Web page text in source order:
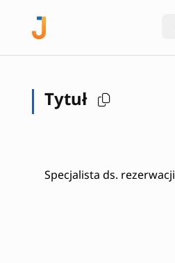
Tytuł
Specjalista ds. rezerwacji